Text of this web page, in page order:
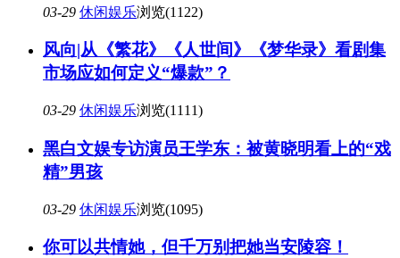
03-29 休闲娱乐浏览(1122)
风向|从《繁花》《人世间》《梦华录》看剧集
市场应如何定义“爆款”？
03-29 休闲娱乐浏览(1111)
黑白文娱专访演员王学东：被黄晓明看上的“戏
精”男孩
03-29 休闲娱乐浏览(1095)
你可以共情她，但千万别把她当安陵容！